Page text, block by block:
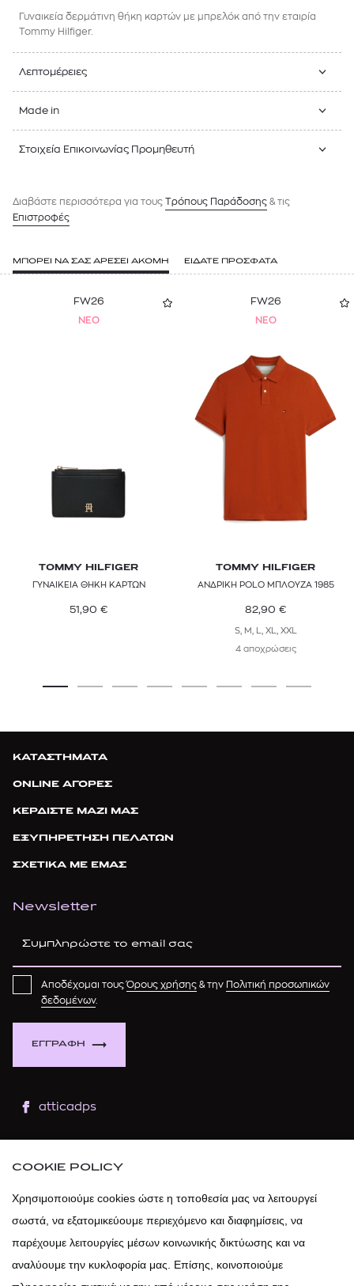
Γυναικεία δερμάτινη θήκη καρτών με μπρελόκ από την εταιρία
Tommy Hilfiger.
Λεπτομέρειες
Made in
Στοιχεία Επικοινωνίας Προμηθευτή
Διαβάστε περισσότερα για τους Tρόπους Παράδοσης & τις
Επιστροφές
ΜΠΟΡΕΙ ΝΑ ΣΑΣ ΑΡΕΣΕΙ ΑΚΟΜΗ ΕΙΔΑΤΕ ΠΡΟΣΦΑΤΑ
FW26
NEO
TOMMY HILFIGER
ΓΥΝΑΙΚΕΙΑ ΘΗΚΗ ΚΑΡΤΩΝ
51,90 €
FW26
NEO
TOMMY HILFIGER
ΑΝΔΡΙΚΗ POLO ΜΠΛΟΥΖΑ 1985
82,90 €
S, M, L, XL, XXL
4 αποχρώσεις
ΚΑΤΑΣΤΗΜΑΤΑ
ONLINE ΑΓΟΡΕΣ
ΚΕΡΔΙΣΤΕ ΜΑΖΙ ΜΑΣ
ΕΞΥΠΗΡΕΤΗΣΗ ΠΕΛΑΤΩΝ
ΣΧΕΤΙΚΑ ΜΕ ΕΜΑΣ
Newsletter
ΕΓΓΡΑΦΗ
Αποδέχομαι τουςΌρους χρήσης & την Πολιτική προσωπικών
δεδομένων.
atticadps
atticadps
COOKIE POLICY
Χρησιμοποιούμε cookies ώστε η τοποθεσία μας να λειτουργεί
σωστά, να εξατομικεύουμε περιεχόμενο και διαφημίσεις, να
παρέχουμε λειτουργίες μέσων κοινωνικής δικτύωσης και να
αναλύουμε την κυκλοφορία μας. Επίσης, κοινοποιούμε